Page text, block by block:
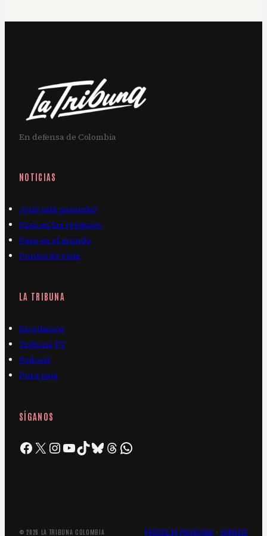
En defensa de Colombia
NOTICIAS
¿Qué está pasando?
Pasa en las regiones
Pasa en el mundo
Puntos de vista
LA TRIBUNA
Escríbenos
Tribuna TV
Podcast
Pura paja
SÍGANOS
Facebook X InstagramYouTube TikTok Bluesky Threads WhatsApp
© 2026 LA TRIBUNA COLOMBIA POLÍTICA DE PRIVACIDAD · CONTACTO